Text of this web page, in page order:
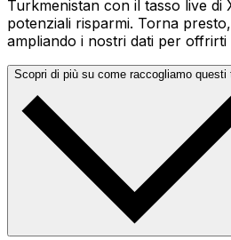
Turkmenistan con il tasso live di
potenziali risparmi. Torna
ampliando i nostri dati per offrirti
Scopri di più su come raccogliamo questi